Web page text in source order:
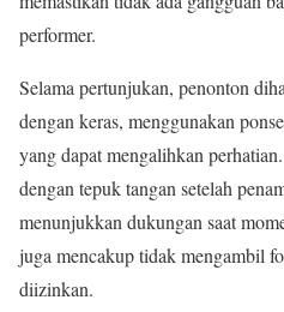
performer.
Selama pertunjukan, penonton
dengan keras, menggunakan
yang dapat mengalihkan
dengan tepuk tangan setelah
menunjukkan dukungan saat
juga mencakup tidak mengambil
diizinkan.